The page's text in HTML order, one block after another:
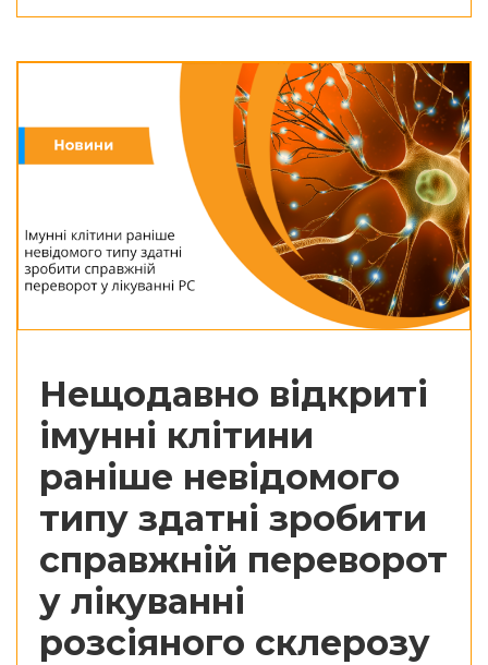
Нещодавно відкриті
імунні клітини
раніше невідомого
типу здатні зробити
справжній переворот
у лікуванні
розсіяного склерозу